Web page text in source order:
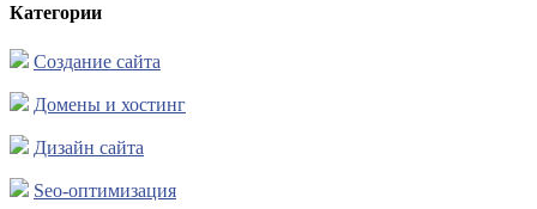
Категории
Создание сайта
Домены и хостинг
Дизайн сайта
Seo-оптимизация